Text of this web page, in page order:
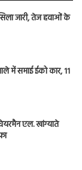
जारी, तेज हवाओं के
में समाई ईको कार, 11
एल. खांग्याते